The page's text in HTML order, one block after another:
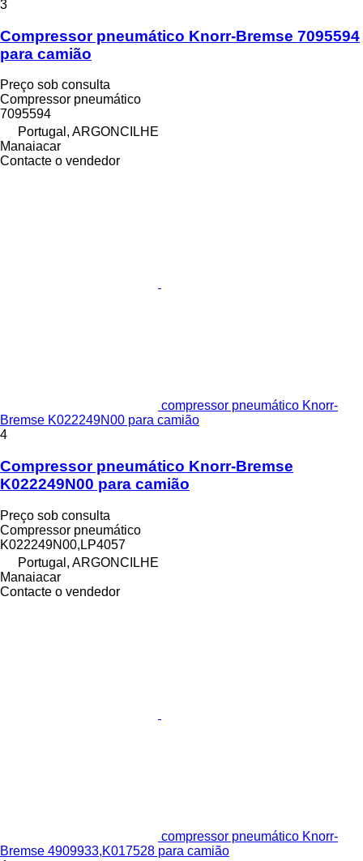
3
Compressor pneumático Knorr-Bremse 7095594
para camião
Preço sob consulta
Compressor pneumático
7095594
Portugal, ARGONCILHE
Manaiacar
Contacte o vendedor
compressor pneumático Knorr-
Bremse K022249N00 para camião
4
Compressor pneumático Knorr-Bremse
K022249N00 para camião
Preço sob consulta
Compressor pneumático
K022249N00,LP4057
Portugal, ARGONCILHE
Manaiacar
Contacte o vendedor
compressor pneumático Knorr-
Bremse 4909933,K017528 para camião